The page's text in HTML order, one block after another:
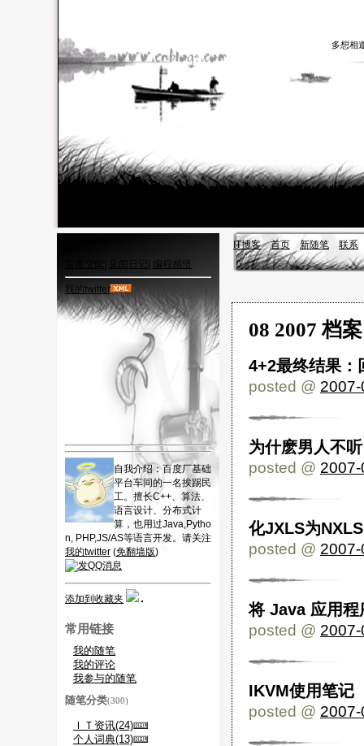
多想相
IT博客 首页 新随笔 联系
08 2007 档案
4+2最终结果：
posted @
为什麽男人不
posted @
化JXLS为
posted @
将 Java 应用
posted @
IKVM使用笔记
posted @
百度空间 | 见闻日记 编程感悟
我的twitter
自我介绍：百度厂基础
平台车间的一名挨踢民
工。擅长C++、算法、
语言设计、分布式计
算，也用过Java,Pytho
n, PHP,JS/AS等语言开发。请关注
我的twitter (免翻墙版)
添加到收藏夹
常用链接
我的随笔
我的评论
我参与的随笔
随笔分类(300)
ＩＴ资讯(24)
个人词典(13)